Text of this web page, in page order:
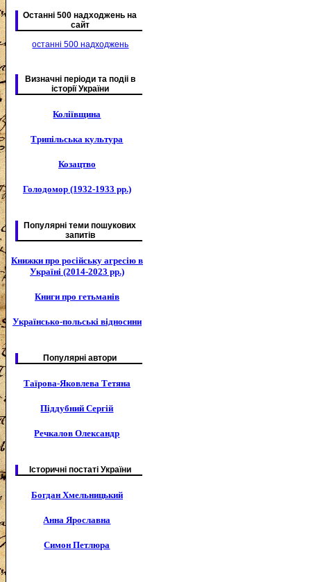
Останні 500 надходжень на
сайт
останні 500 надходжень
Визначні періоди та подіі в
історії України
Коліївщина
Трипільська культура
Козацтво
Голодомор (1932-1933 рр.)
Популярні теми пошукових
запитів
Книжки про російську агресію в
Україні (2014-2023 рр.)
Книги про гетьманів
Українсько-польські відносини
Популярні автори
Таїрова-Яковлева Тетяна
Піддубний Сергій
Речкалов Олександр
Історичні постаті України
Богдан Хмельницький
Анна Ярославна
Симон Петлюра